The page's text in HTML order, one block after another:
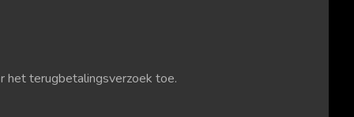
het terugbetalingsverzoek toe.